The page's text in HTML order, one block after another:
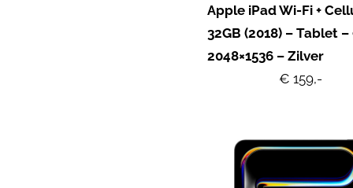
Apple iPad Wi-Fi +
32GB (2018) – Tablet –
2048×1536 – Zilver
€ 159,-